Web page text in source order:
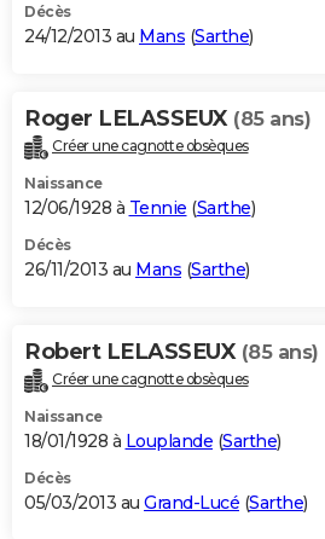
Décès
24/12/2013 au Mans (Sarthe)
Roger LELASSEUX (85 ans)
Créer une cagnotte obsèques
Naissance
12/06/1928 à Tennie (Sarthe)
Décès
26/11/2013 au Mans (Sarthe)
Robert LELASSEUX (85 ans)
Créer une cagnotte obsèques
Naissance
18/01/1928 à Louplande (Sarthe)
Décès
05/03/2013 au Grand-Lucé (Sarthe)